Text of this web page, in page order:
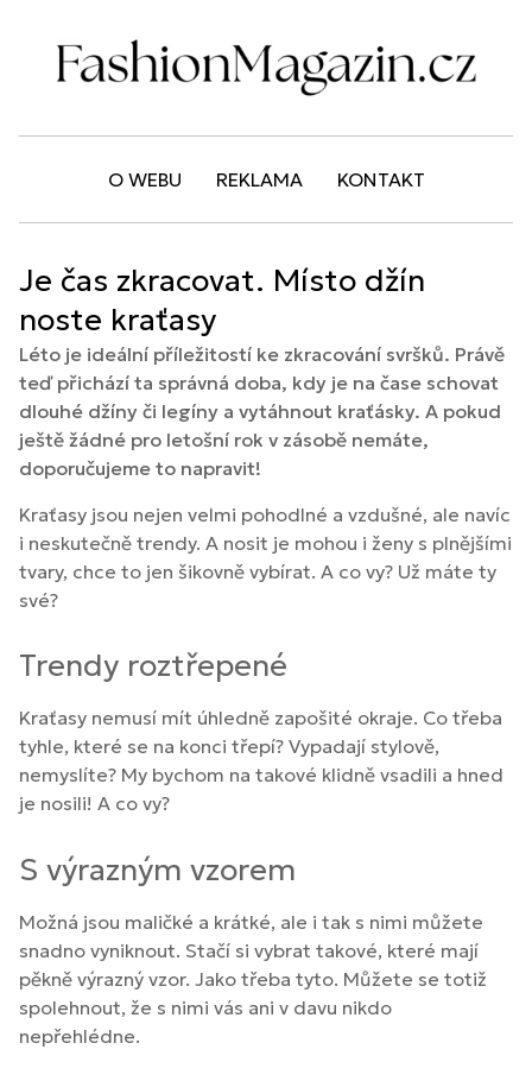
O WEBU REKLAMA KONTAKT
Je čas zkracovat. Místo džín
noste kraťasy
Léto je ideální příležitostí ke zkracování svršků. Právě
teď přichází ta správná doba, kdy je na čase schovat
dlouhé džíny či legíny a vytáhnout kraťásky. A pokud
ještě žádné pro letošní rok v zásobě nemáte,
doporučujeme to napravit!
Kraťasy jsou nejen velmi pohodlné a vzdušné, ale navíc
i neskutečně trendy. A nosit je mohou i ženy s plnějšími
tvary, chce to jen šikovně vybírat. A co vy? Už máte ty
své?
Trendy roztřepené
Kraťasy nemusí mít úhledně zapošité okraje. Co třeba
tyhle, které se na konci třepí? Vypadají stylově,
nemyslíte? My bychom na takové klidně vsadili a hned
je nosili! A co vy?
S výrazným vzorem
Možná jsou maličké a krátké, ale i tak s nimi můžete
snadno vyniknout. Stačí si vybrat takové, které mají
pěkně výrazný vzor. Jako třeba tyto. Můžete se totiž
spolehnout, že s nimi vás ani v davu nikdo
nepřehlédne.